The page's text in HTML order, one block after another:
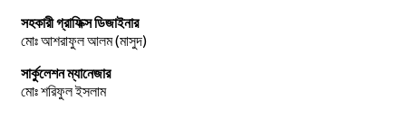
সহকারী গ্রাফিক্স ডিজাইনার
মোঃ আশরাফুল আলম (মাসুদ)
সার্কুলেশন ম্যানেজার
মোঃ শরিফুল ইসলাম